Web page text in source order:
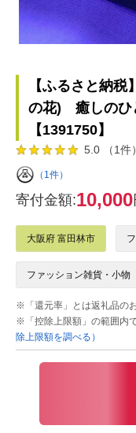
【ふるさと納
の花) 癒しのひ
【1391750】
5.0 （1件）
（1件）
寄付金額:10,000
大阪府 富田林市
ファッション雑貨・小物
※「還元率」とは返礼品の
※「控除上限額」の範囲内
除上限額を調べる）